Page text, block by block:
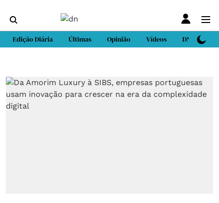
Edição Diária Últimas Opinião Vídeos DN Sport